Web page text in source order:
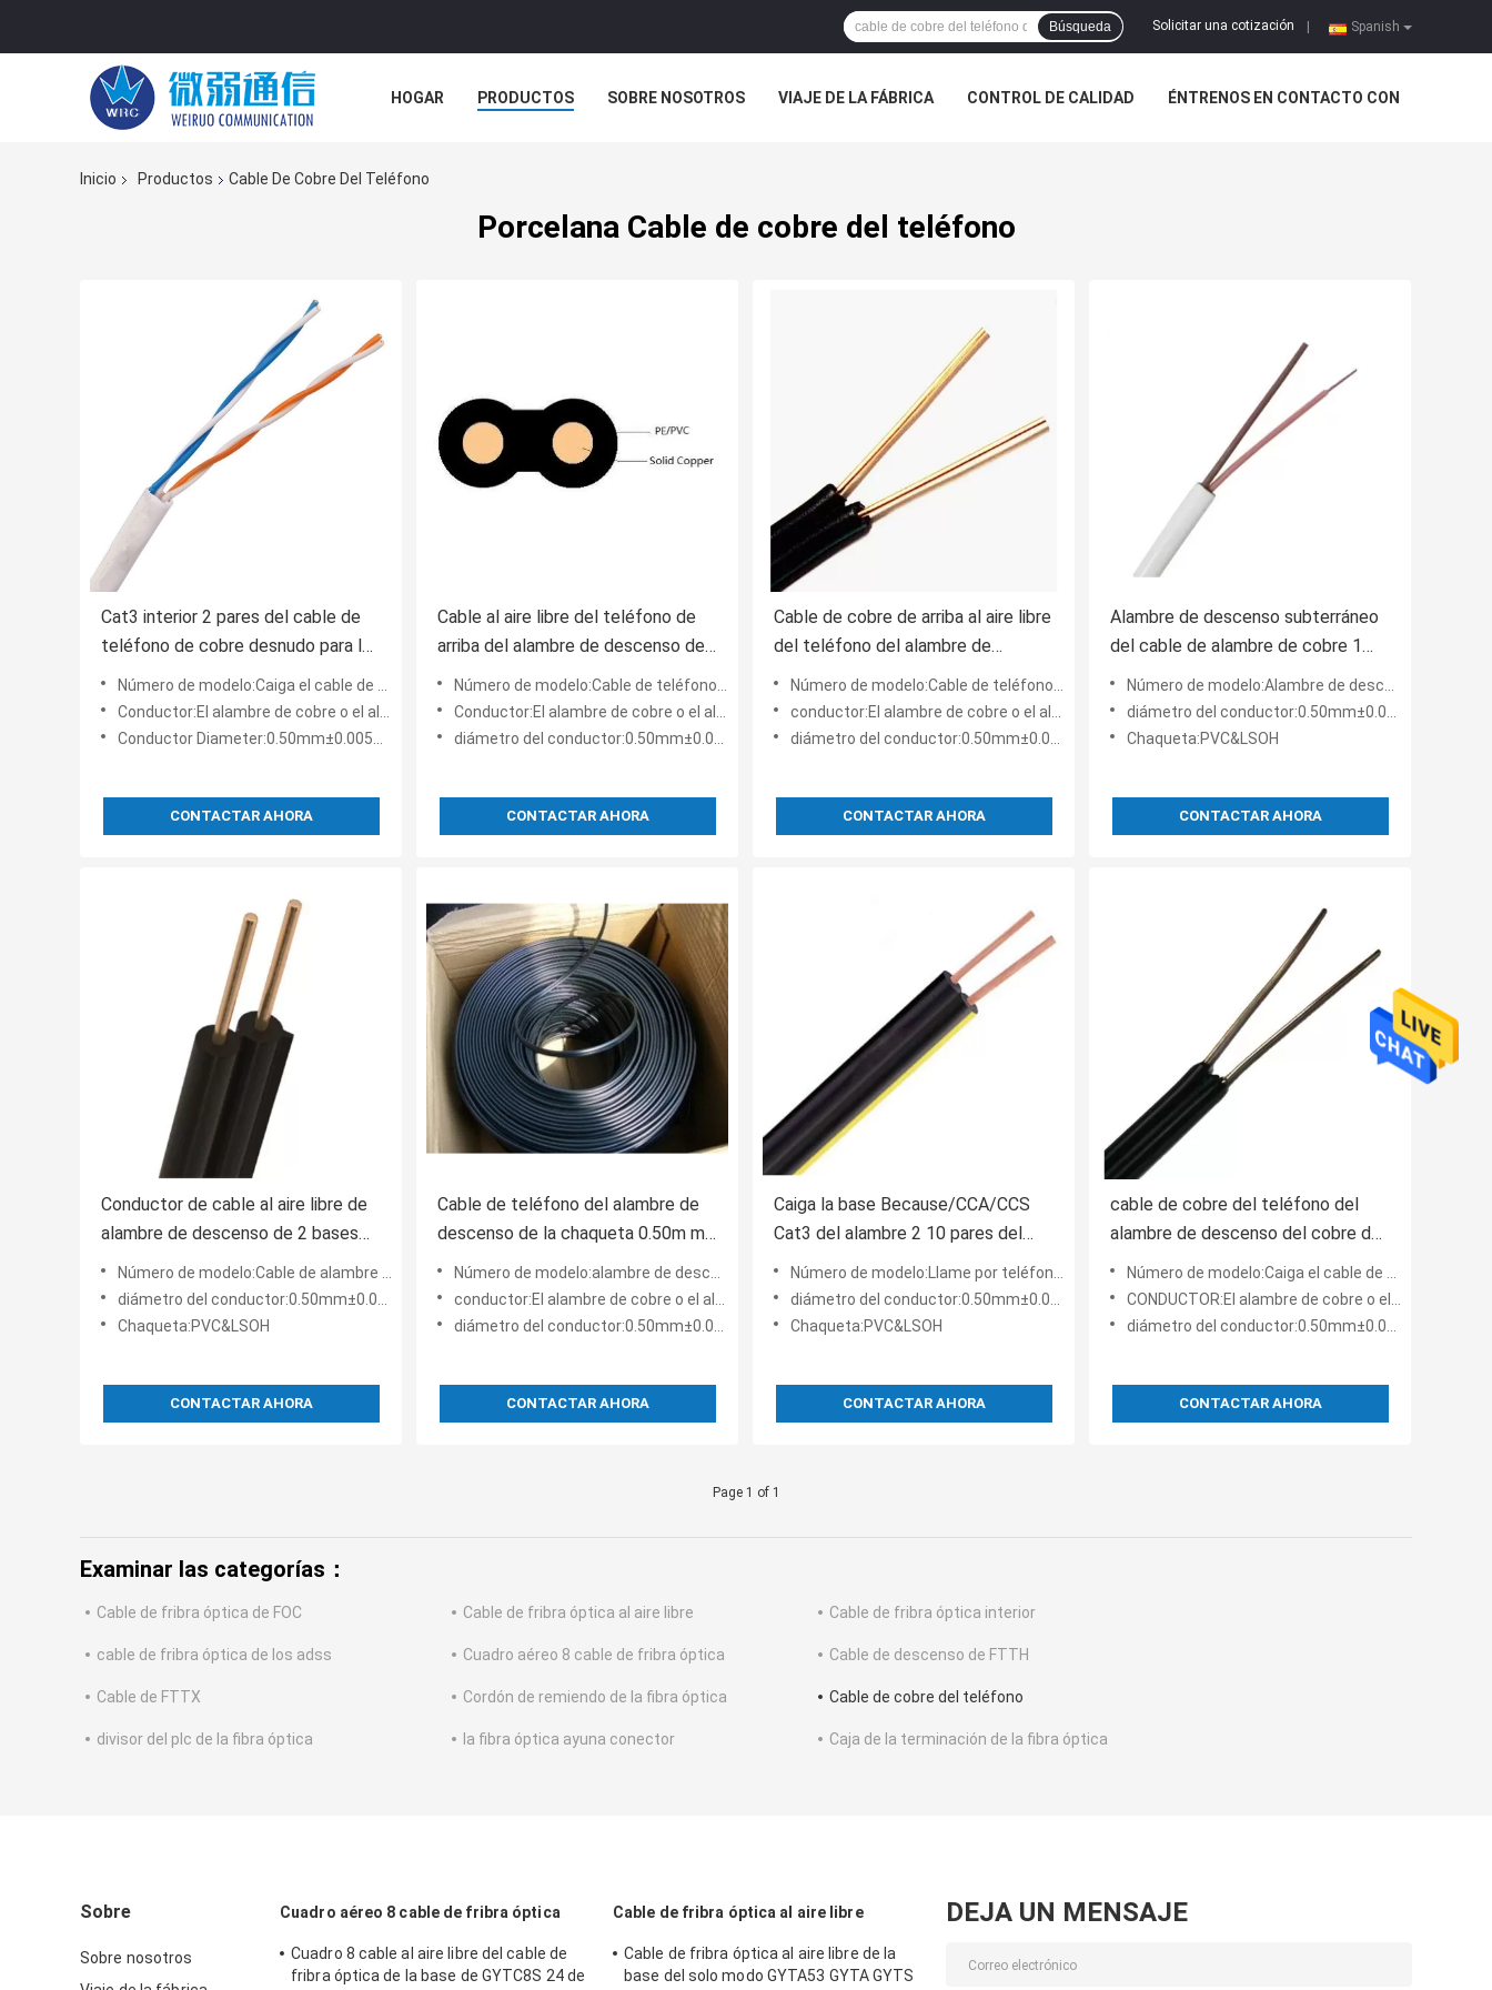
Spanish
Solicitar una cotización
Búsqueda
HOGAR PRODUCTOS SOBRE NOSOTROS VIAJE DE LA FÁBRICA CONTROL DE CALIDAD ÉNTRENOS EN CONTACTO CON
Inicio
Productos Cable De Cobre Del Teléfono
Porcelana Cable de cobre del teléfono
Cat3 interior 2 pares del cable de
teléfono de cobre desnudo para la
comunicación
Número de modelo:Caiga el cable de teléfono del alambre en cable de alambre de cobre de la telecomunicación
Conductor:El alambre de cobre o el alambre de cobre estañado standed
Conductor Diameter:0.50mm±0.005m m
CONTACTAR AHORA
Cable al aire libre del teléfono de
arriba del alambre de descenso del
cobre de la base de CCS 2
Número de modelo:Cable de teléfono de arriba de cobre al aire libre del alambre de descenso de la base del cable de t
Conductor:El alambre de cobre o el alambre de cobre estañado standed
diámetro del conductor:0.50mm±0.005m m
CONTACTAR AHORA
Cable de cobre de arriba al aire libre
del teléfono del alambre de
descenso de 2 bases
Número de modelo:Cable de teléfono de arriba de cobre al aire libre del alambre de descenso de la base del cable de t
conductor:El alambre de cobre o el alambre de cobre estañado standed
diámetro del conductor:0.50mm±0.005m m
CONTACTAR AHORA
Alambre de descenso subterráneo
del cable de alambre de cobre 1
par del teléfono del cable de cobre
Número de modelo:Alambre de descenso subterráneo de cobre 1 par de teléfono del cable de cobre del cable de alambre
diámetro del conductor:0.50mm±0.005m m
Chaqueta:PVC&LSOH
CONTACTAR AHORA
Conductor de cable al aire libre de
alambre de descenso de 2 bases
Telephone Copper Cable
Número de modelo:Cable de alambre de cobre al aire libre del alambre de descenso de la base de Telephone Cable 2 del
diámetro del conductor:0.50mm±0.005m m
Chaqueta:PVC&LSOH
CONTACTAR AHORA
Cable de teléfono del alambre de
descenso de la chaqueta 0.50m m
del PVC LSOH
Número de modelo:alambre de descenso
conductor:El alambre de cobre o el alambre de cobre estañado standed
diámetro del conductor:0.50mm±0.005m m
CONTACTAR AHORA
Caiga la base Because/CCA/CCS
Cat3 del alambre 2 10 pares del
teléfono del cable de cobre
Número de modelo:Llame por teléfono a la base Because/CCA/CCS Cat3 10 del alambre de descenso 2 emparejan el cable de
diámetro del conductor:0.50mm±0.005m m
Chaqueta:PVC&LSOH
CONTACTAR AHORA
cable de cobre del teléfono del
alambre de descenso del cobre de
la telecomunicación de los 5m
Número de modelo:Caiga el cable de teléfono del alambre en cable de alambre de cobre de la telecomunicación
CONDUCTOR:El alambre de cobre o el alambre de cobre estañado standed
diámetro del conductor:0.50mm±0.005m m
CONTACTAR AHORA
Page 1 of 1
Examinar las categorías：
Cable de fribra óptica de FOC Cable de fribra óptica al aire libre Cable de fribra óptica interior
cable de fribra óptica de los adss Cuadro aéreo 8 cable de fribra óptica Cable de descenso de FTTH
Cable de FTTX Cordón de remiendo de la fibra óptica Cable de cobre del teléfono
divisor del plc de la fibra óptica la fibra óptica ayuna conector Caja de la terminación de la fibra óptica
Sobre
Sobre nosotros
Cuadro aéreo 8 cable de fribra óptica
Cuadro 8 cable al aire libre del cable de
fribra óptica de la base de GYTC8S 24 de
Cable de fribra óptica al aire libre
Cable de fribra óptica al aire libre de la
base del solo modo GYTA53 GYTA GYTS
DEJA UN MENSAJE